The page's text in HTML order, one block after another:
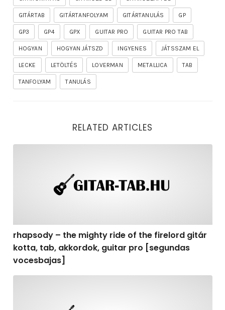
GITÁRTAB GITÁRTANFOLYAM GITÁRTANULÁS GP
GP3 GP4 GPX GUITAR PRO GUITAR PRO TAB
HOGYAN HOGYAN JÁTSZD INGYENES JÁTSSZAM EL
LECKE LETÖLTÉS LOVERMAN METALLICA TAB
TANFOLYAM TANULÁS
RELATED ARTICLES
rhapsody – the mighty ride of the firelord gitár
kotta, tab, akkordok, guitar pro [segundas
vocesbajas]